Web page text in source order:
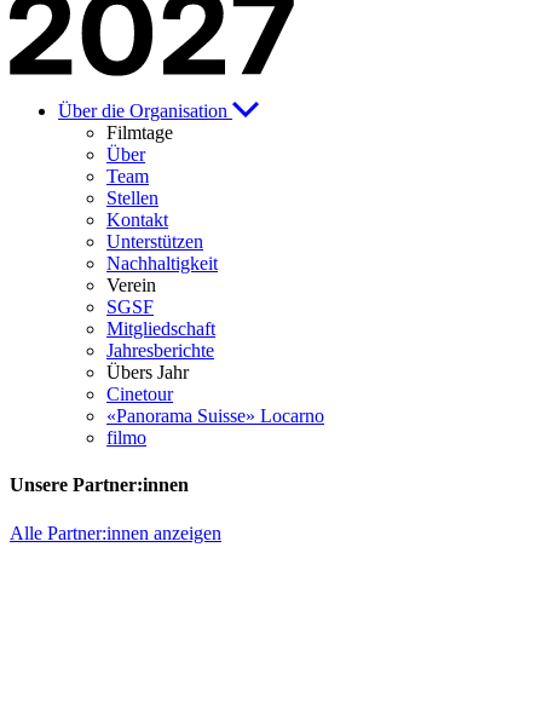
Über die Organisation
Filmtage
Über
Team
Stellen
Kontakt
Unterstützen
Nachhaltigkeit
Verein
SGSF
Mitgliedschaft
Jahresberichte
Übers Jahr
Cinetour
«Panorama Suisse» Locarno
filmo
Unsere Partner:innen
Alle Partner:innen anzeigen